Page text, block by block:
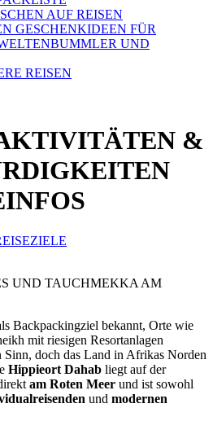
AUF REISEN
GESCHENKIDEEN FÜR
UND
REISEN
&
UND TAUCHMEKKA AM
Backpackingziel bekannt, Orte wie
mit riesigen Resortanlagen
Sinn, doch das Land in Afrikas Norden
Hippieort Dahab liegt auf der
am Roten Meer und ist sowohl
und modernen